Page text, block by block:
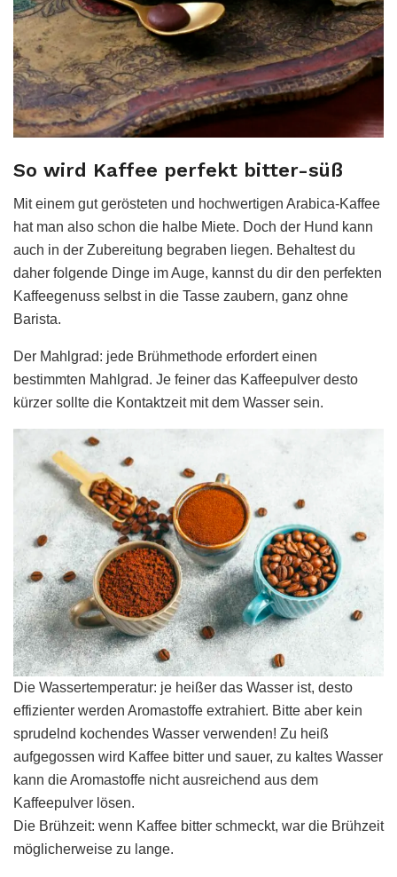
So wird Kaffee perfekt bitter-süß
Mit einem gut gerösteten und hochwertigen Arabica-Kaffee
hat man also schon die halbe Miete. Doch der Hund kann
auch in der Zubereitung begraben liegen. Behaltest du
daher folgende Dinge im Auge, kannst du dir den perfekten
Kaffeegenuss selbst in die Tasse zaubern, ganz ohne
Barista.
Der Mahlgrad: jede Brühmethode erfordert einen
bestimmten Mahlgrad. Je feiner das Kaffeepulver desto
kürzer sollte die Kontaktzeit mit dem Wasser sein.
Die Wassertemperatur: je heißer das Wasser ist, desto
effizienter werden Aromastoffe extrahiert. Bitte aber kein
sprudelnd kochendes Wasser verwenden! Zu heiß
aufgegossen wird Kaffee bitter und sauer, zu kaltes Wasser
kann die Aromastoffe nicht ausreichend aus dem
Kaffeepulver lösen.
Die Brühzeit: wenn Kaffee bitter schmeckt, war die Brühzeit
möglicherweise zu lange.